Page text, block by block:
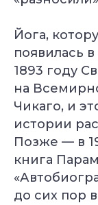
Йога,
появилась
1893 году
на
Чикаго, и
истории
Позже — в
книга
до сих пор